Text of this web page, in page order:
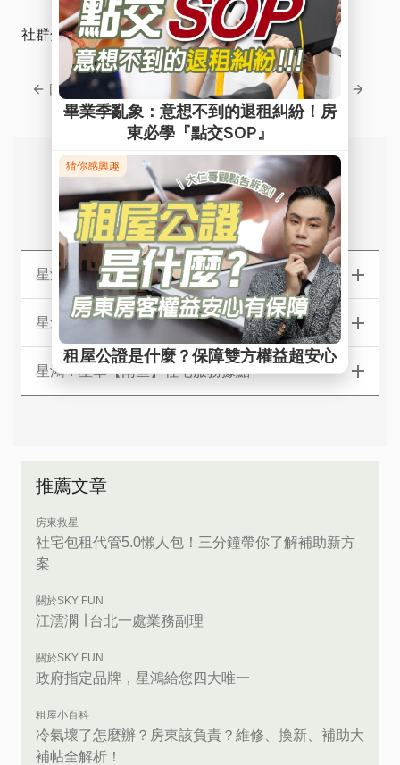
社群分享
回上一頁 回下一頁
常見問題
星鴻．星華【北區】社宅服務據點
星鴻．星華【中區】社宅服務據點
星鴻．星華【南區】社宅服務據點
推薦文章
房東救星
社宅包租代管5.0懶人包！三分鐘帶你了解補助新方
案
關於SKY FUN
江澐澖 ∣ 台北一處業務副理
關於SKY FUN
政府指定品牌，星鴻給您四大唯一
租屋小百科
冷氣壞了怎麼辦？房東該負責？維修、換新、補助大
補帖全解析！